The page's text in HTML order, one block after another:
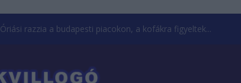
Óriási razzia a budapesti piacokon, a kofákra figyeltek...